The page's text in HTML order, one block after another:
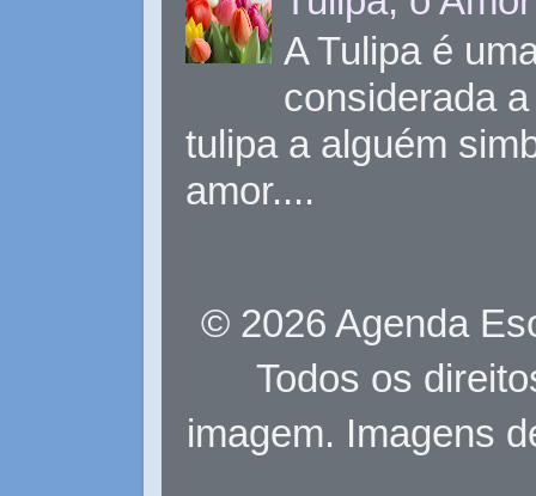
A Tulipa é
considerada
tulipa a alguém
amor....
© 2026 Agenda
Todos os
imagem. Imagens